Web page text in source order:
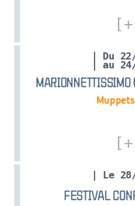
| Du
| au
| Le
FESTIVAL